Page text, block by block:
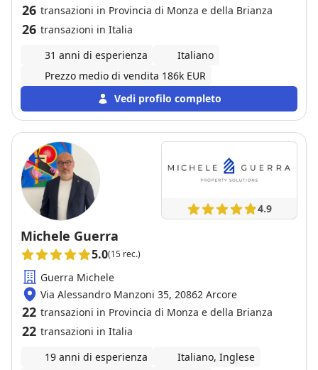
26 transazioni in Provincia di Monza e della Brianza
26 transazioni in Italia
31 anni di esperienza
Italiano
Prezzo medio di vendita 186k EUR
Vedi profilo completo
4.9
Michele Guerra
5.0(15 rec.)
Guerra Michele
Via Alessandro Manzoni 35, 20862 Arcore
22 transazioni in Provincia di Monza e della Brianza
22 transazioni in Italia
19 anni di esperienza
Italiano, Inglese